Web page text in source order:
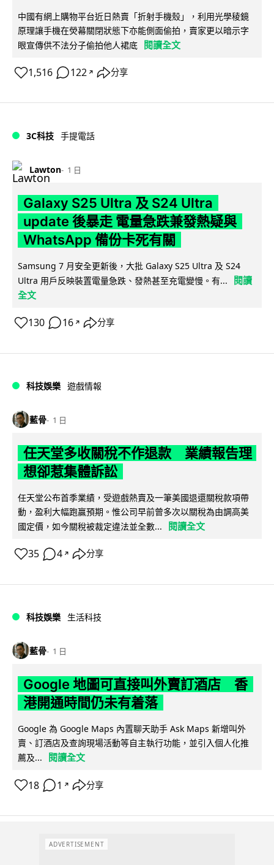
中國有網上購物平台近日熱賣「折射手機殼」，利用光學稜鏡
原理讓手機在熒幕關閉狀態下亦能側面偷拍，賣家更以暗示字
眼宣傳供不法分子偷拍他人裙底
閱讀全文
1,516 122 ↗ 分享
3C科技 手提電話
Lawton 1 日
Galaxy S25 Ultra 及 S24 Ultra
update 後暴走 電量急跌兼發熱疑與
WhatsApp 備份卡死有關
Samsung 7 月安全更新後，大批 Galaxy S25 Ultra 及 S24
Ultra 用戶反映裝置電量急跌、發熱甚至充電變慢。有...
閱讀
全文
130 16 ↗ 分享
科技娛樂 遊戲情報
藍骨 1 日
任天堂多收關稅不作退款 業績報告理
想卻惹集體訴訟
任天堂公布首季業績，受遊戲熱賣及一筆美國退還關稅款項帶
動，盈利大幅跑贏預期。惟公司早前曾多次以關稅為由調高美
國定價，如今關稅被裁定違法並全數...
閱讀全文
35 4 ↗ 分享
科技娛樂 生活科技
藍骨 1 日
Google 地圖可直接叫外賣訂酒店 香
港開通時間仍未有着落
Google 為 Google Maps 內置聊天助手 Ask Maps 新增叫外
賣、訂酒店及查詢現場活動等自主執行功能，並引入個人化推
薦及...
閱讀全文
18 1 ↗ 分享
ADVERTISEMENT